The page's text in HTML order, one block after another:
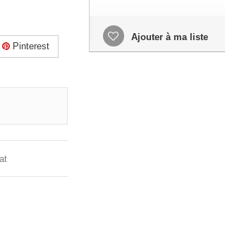
Pinterest
Ajouter à ma liste